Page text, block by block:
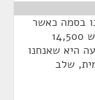
בסמה כאשר
בבית הספר היסודי עליו אנחנו מדברים היום יש 14,500
היא שאנחנו
שלב